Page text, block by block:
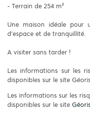
- Terrain de 254 m²
Une maison idéale pour
d'espace et de tranquillité.
A visiter sans tarder !
Les informations sur les
disponibles sur le site
Les informations sur les
disponibles sur le site